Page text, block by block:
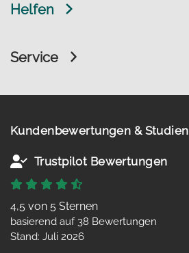
Helfen
Service
Kundenbewertungen & Studien
Trustpilot Bewertungen
4,5 von 5 Sternen
basierend auf 38 Bewertungen
Stand: Juli 2026